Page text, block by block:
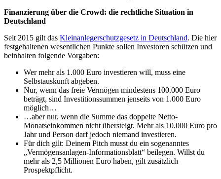
Finanzierung über die Crowd: die rechtliche Situation in
Deutschland
Seit 2015 gilt das Kleinanlegerschutzgesetz in Deutschland. Die hier
festgehaltenen wesentlichen Punkte sollen Investoren schützen und
beinhalten folgende Vorgaben:
Wer mehr als 1.000 Euro investieren will, muss eine
Selbstauskunft abgeben.
Nur, wenn das freie Vermögen mindestens 100.000 Euro
beträgt, sind Investitionssummen jenseits von 1.000 Euro
möglich…
…aber nur, wenn die Summe das doppelte Netto-
Monatseinkommen nicht übersteigt. Mehr als 10.000 Euro pro
Jahr und Person darf jedoch niemand investieren.
Für dich gilt: Deinem Pitch musst du ein sogenanntes
„Vermögensanlagen-Informationsblatt“ beilegen. Willst du
mehr als 2,5 Millionen Euro haben, gilt zusätzlich
Prospektpflicht.